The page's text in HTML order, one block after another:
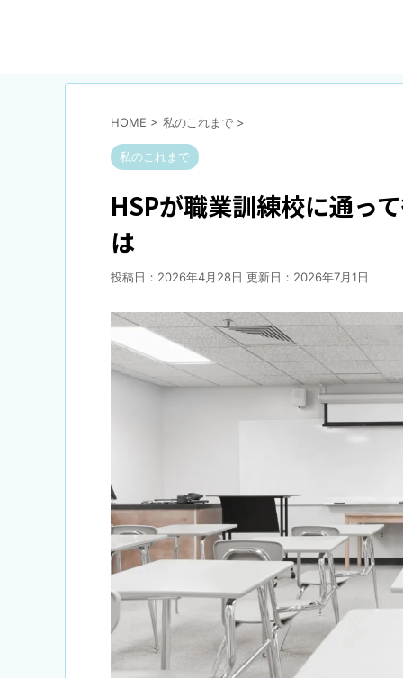
HOME > 私のこれまで >
私のこれまで
HSPが職業訓練校に通っ
は
投稿日：2026年4月28日 更新日： 2026年7月1日